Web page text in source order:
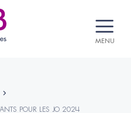
MENU
POUR LES JO 2024